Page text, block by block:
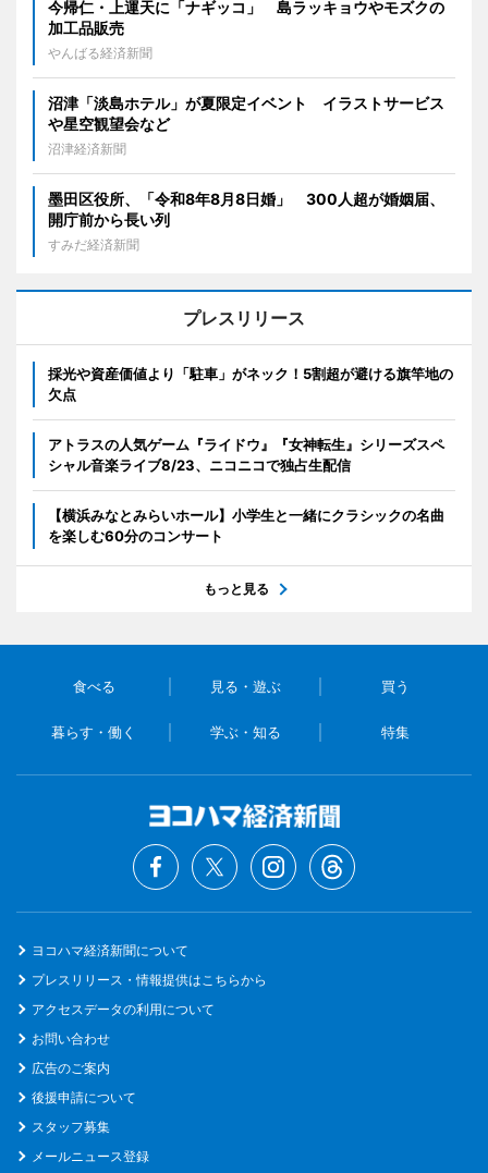
今帰仁・上運天に「ナギッコ」 島ラッキョウやモズクの
加工品販売
やんばる経済新聞
沼津「淡島ホテル」が夏限定イベント イラストサービス
や星空観望会など
沼津経済新聞
墨田区役所、「令和8年8月8日婚」 300人超が婚姻届、
開庁前から長い列
すみだ経済新聞
プレスリリース
採光や資産価値より「駐車」がネック！5割超が避ける旗竿地の
欠点
アトラスの人気ゲーム『ライドウ』『女神転生』シリーズスペ
シャル音楽ライブ8/23、ニコニコで独占生配信
【横浜みなとみらいホール】小学生と一緒にクラシックの名曲
を楽しむ60分のコンサート
もっと見る
食べる 見る・遊ぶ 買う
暮らす・働く 学ぶ・知る 特集
ヨコハマ経済新聞について
プレスリリース・情報提供はこちらから
アクセスデータの利用について
お問い合わせ
広告のご案内
後援申請について
スタッフ募集
メールニュース登録